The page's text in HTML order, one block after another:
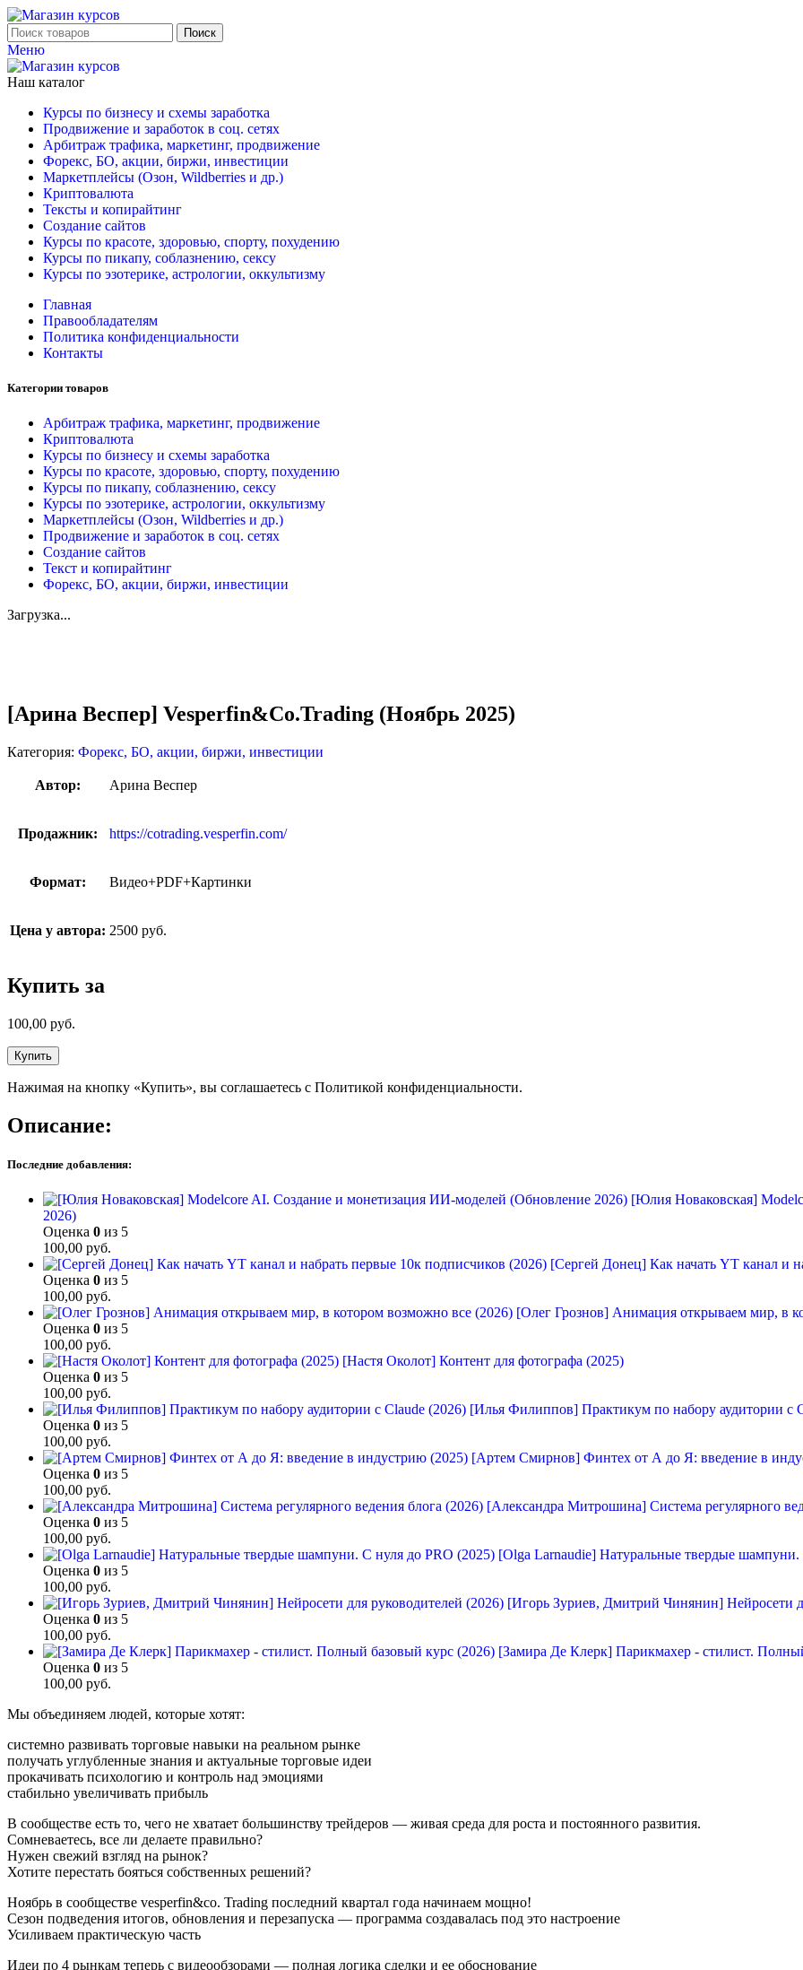
Поиск
Меню
Наш каталог
Курсы по бизнесу и схемы заработка
Продвижение и заработок в соц. сетях
Арбитраж трафика, маркетинг, продвижение
Форекс, БО, акции, биржи, инвестиции
Маркетплейсы (Озон, Wildberries и др.)
Криптовалюта
Тексты и копирайтинг
Создание сайтов
Курсы по красоте, здоровью, спорту, похудению
Курсы по пикапу, соблазнению, сексу
Курсы по эзотерике, астрологии, оккультизму
Главная
Правообладателям
Политика конфиденциальности
Контакты
Категории товаров
Арбитраж трафика, маркетинг, продвижение
Криптовалюта
Курсы по бизнесу и схемы заработка
Курсы по красоте, здоровью, спорту, похудению
Курсы по пикапу, соблазнению, сексу
Курсы по эзотерике, астрологии, оккультизму
Маркетплейсы (Озон, Wildberries и др.)
Продвижение и заработок в соц. сетях
Создание сайтов
Текст и копирайтинг
Форекс, БО, акции, биржи, инвестиции
Загрузка...
[Арина Веспер] Vesperfin&Co.Trading (Ноябрь 2025)
Категория: Форекс, БО, акции, биржи, инвестиции
Автор: Арина Веспер
Продажник: https://cotrading.vesperfin.com/
Формат: Видео+PDF+Картинки
Цена у автора: 2500 руб.
Купить за
100,00 руб.
Купить
Нажимая на кнопку «Купить», вы соглашаетесь с Политикой конфиденциальности.
Описание:
Последние добавления:
[Юлия Новаковская]
2026)
Оценка 0 из 5
100,00 руб.
[Сергей Донец] Как начать YT канал и
Оценка 0 из 5
100,00 руб.
[Олег Грознов] Анимация открываем мир, в
Оценка 0 из 5
100,00 руб.
[Настя Околот] Контент для фотографа (2025)
Оценка 0 из 5
100,00 руб.
[Илья Филиппов] Практикум по набору аудитории с
Оценка 0 из 5
100,00 руб.
[Артем Смирнов] Финтех от А до Я: введение в
Оценка 0 из 5
100,00 руб.
[Александра Митрошина] Система регулярного
Оценка 0 из 5
100,00 руб.
[Olga Larnaudie] Натуральные твердые
Оценка 0 из 5
100,00 руб.
[Игорь Зуриев, Дмитрий Чинянин] Нейросети
Оценка 0 из 5
100,00 руб.
[Замира Де Клерк] Парикмахер - стилист.
Оценка 0 из 5
100,00 руб.
Мы объединяем людей, которые хотят:
системно развивать торговые навыки на реальном рынке
получать углубленные знания и актуальные торговые идеи
прокачивать психологию и контроль над эмоциями
стабильно увеличивать прибыль
В сообществе есть то, чего не хватает большинству трейдеров — живая среда для роста и постоянного развития.
Сомневаетесь, все ли делаете правильно?
Нужен свежий взгляд на рынок?
Хотите перестать бояться собственных решений?
Ноябрь в сообществе vesperfin&co. Trading последний квартал года начинаем мощно!
Сезон подведения итогов, обновления и перезапуска — программа создавалась под это настроение
Усиливаем практическую часть
Идеи по 4 рынкам теперь с видеообзорами — полная логика сделки и ее обоснование